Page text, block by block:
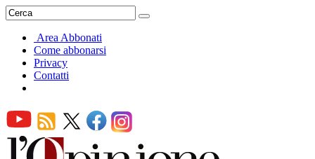
Area Abbonati
Come abbonarsi
Privacy
Contatti